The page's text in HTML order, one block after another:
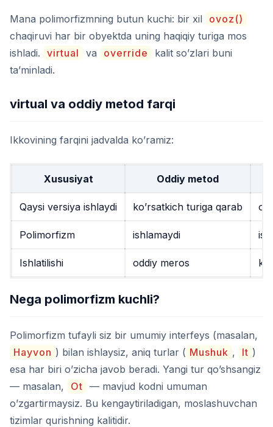
Mana polimorfizmning butun kuchi: bir xil
ovoz()
chaqiruvi har bir obyektda uning haqiqiy turiga mos
ishladi. virtual va override
kalit so’zlari buni
ta’minladi.
virtual va oddiy metod farqi
Ikkovining farqini jadvalda ko’ramiz:
Xususiyat Oddiy metod
Qaysi versiya ishlaydi ko’rsatkich turiga qarab
Polimorfizm ishlamaydi
Ishlatilishi oddiy meros
Nega polimorfizm kuchli?
Polimorfizm tufayli siz bir umumiy interfeys (masalan,
Hayvon ) bilan ishlaysiz, aniq turlar ( Mushuk , It )
esa har biri o’zicha javob beradi. Yangi tur qo’shsangiz
— masalan,
Ot — mavjud kodni umuman
o’zgartirmaysiz. Bu kengaytiriladigan, moslashuvchan
tizimlar qurishning kalitidir.